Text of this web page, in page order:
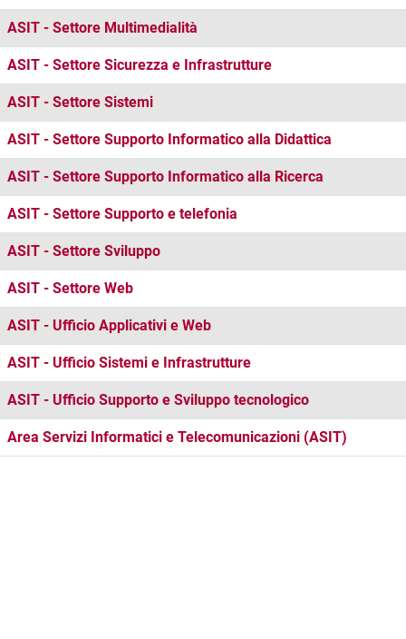
ASIT - Settore Multimedialità
ASIT - Settore Sicurezza e Infrastrutture
ASIT - Settore Sistemi
ASIT - Settore Supporto Informatico alla Didattica
ASIT - Settore Supporto Informatico alla Ricerca
ASIT - Settore Supporto e telefonia
ASIT - Settore Sviluppo
ASIT - Settore Web
ASIT - Ufficio Applicativi e Web
ASIT - Ufficio Sistemi e Infrastrutture
ASIT - Ufficio Supporto e Sviluppo tecnologico
Area Servizi Informatici e Telecomunicazioni (ASIT)